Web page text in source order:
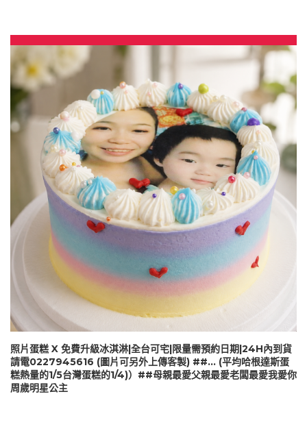
照片蛋糕 X 免費升級冰淇淋|全台可宅|限量需預約日期|24H內到貨
請電0227945616 (圖片可另外上傳客製) ##… (平均哈根達斯蛋
糕熱量的1/5台灣蛋糕的1/4)）##母親最愛父親最愛老闆最愛我愛你
周歲明星公主